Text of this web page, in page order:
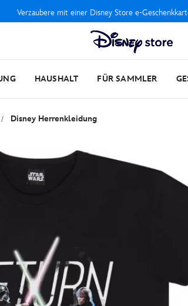
Verzaubere mit einer Disney Store e-
HAUSHALT FÜR SAMMLER
Disney Herrenkleidung